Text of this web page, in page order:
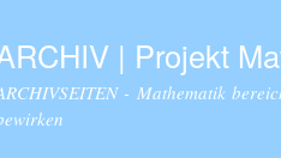
| Projekt
- Mathematik